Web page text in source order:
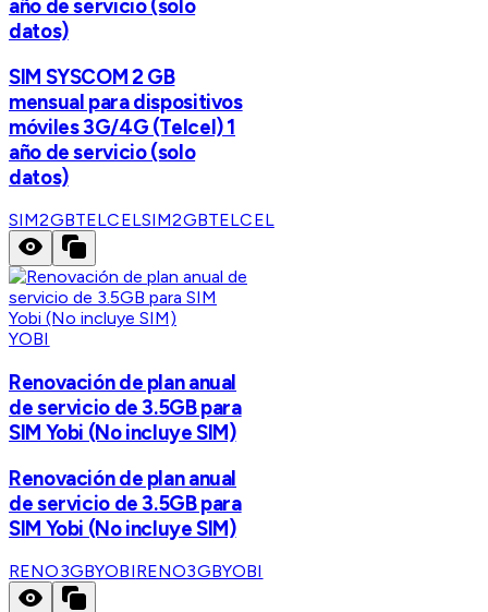
año de servicio (solo
datos)
SIM SYSCOM 2 GB
mensual para dispositivos
móviles 3G/4G (Telcel) 1
año de servicio (solo
datos)
SIM2GBTELCELSIM2GBTELCEL
YOBI
Renovación de plan anual
de servicio de 3.5GB para
SIM Yobi (No incluye SIM)
Renovación de plan anual
de servicio de 3.5GB para
SIM Yobi (No incluye SIM)
RENO3GBYOBIRENO3GBYOBI